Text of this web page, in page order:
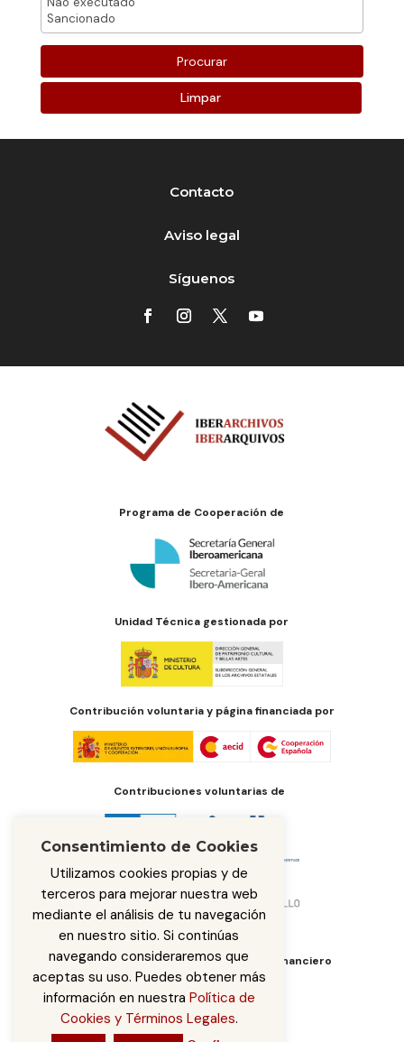
Limpar
Contacto
Aviso legal
Síguenos
Programa de Cooperación de
Unidad Técnica gestionada por
Contribución voluntaria y página financiada por
Contribuciones voluntarias de
Órgano de administración del fondo financiero
Consentimiento de Cookies
Utilizamos cookies propias y de
terceros para mejorar nuestra web
mediante el análisis de tu navegación
en nuestro sitio. Si continúas
navegando consideraremos que
aceptas su uso. Puedes obtener más
información en nuestra Política de
Cookies y Términos Legales.